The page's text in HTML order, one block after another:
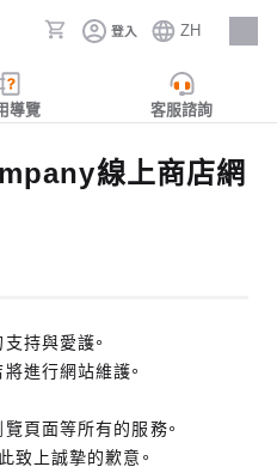
登入 ZH
人才招募
導覽 客服諮詢
線上商店網
持與愛護。
進行網站維護。
頁面等所有的服務。
致上誠摯的歉意。